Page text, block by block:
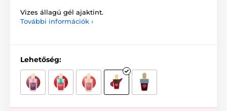
Vizes állagú gél ajaktint.
További információk ›
Lehetőség: